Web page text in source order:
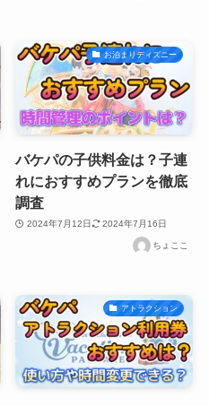
お泊まりディズニー
バケパの子供料金は？子連
れにおすすめプランを徹底
調査
2024年7月12日 2024年7月16日
ちょここ
アトラクション